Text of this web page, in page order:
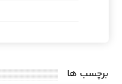
برچسب ها